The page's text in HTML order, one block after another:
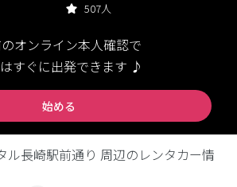
507人
オンライン本人確認で
すぐに出発できます ♪
始める
ル長崎駅前通り 周辺のレンタカー情